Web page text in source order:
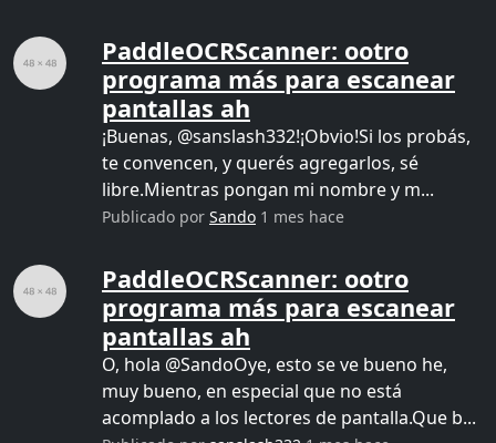
PaddleOCRScanner: ootro
programa más para escanear
pantallas ah
¡Buenas, @sanslash332!¡Obvio!Si los probás,
te convencen, y querés agregarlos, sé
libre.Mientras pongan mi nombre y m...
Publicado por Sando 1 mes hace
PaddleOCRScanner: ootro
programa más para escanear
pantallas ah
O, hola @SandoOye, esto se ve bueno he,
muy bueno, en especial que no está
acomplado a los lectores de pantalla.Que b...